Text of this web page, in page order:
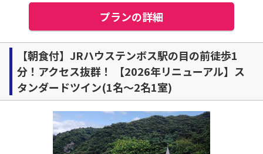
プランの詳細
【朝食付】JRハウステンボス駅の目の前徒歩1
分！アクセス抜群！ 【2026年リニューアル】ス
タンダードツイン(1名～2名1室)